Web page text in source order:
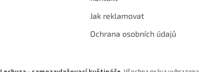
Jak reklamovat
Ochrana osobních údajů